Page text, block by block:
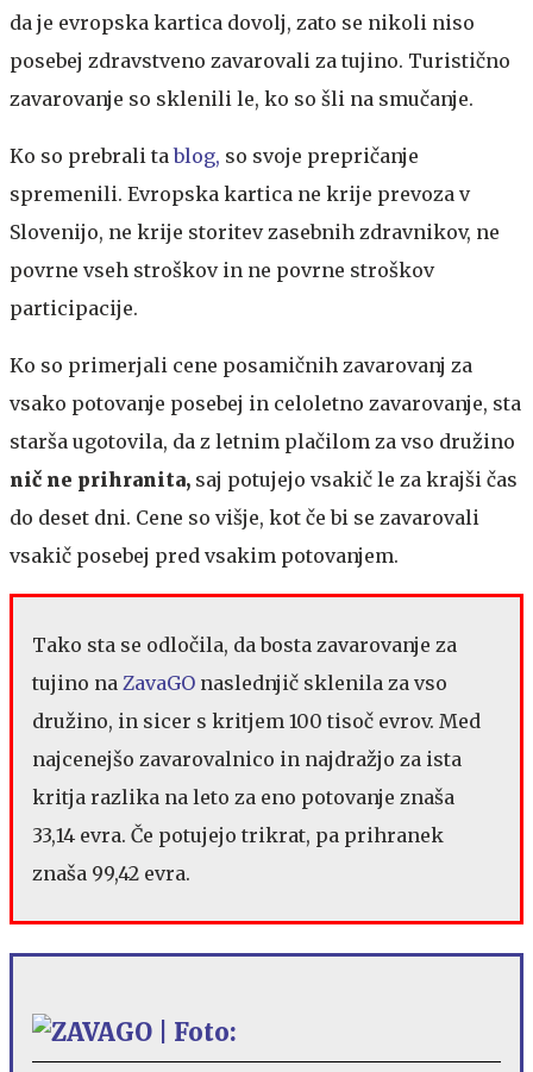
da je evropska kartica dovolj, zato se nikoli niso
posebej zdravstveno zavarovali za tujino. Turistično
zavarovanje so sklenili le, ko so šli na smučanje.
Ko so prebrali tablog, so svoje prepričanje
spremenili. Evropska kartica ne krije prevoza v
Slovenijo, ne krije storitev zasebnih zdravnikov, ne
povrne vseh stroškov in ne povrne stroškov
participacije.
Ko so primerjali cene posamičnih zavarovanj za
vsako potovanje posebej in celoletno zavarovanje, sta
starša ugotovila, da z letnim plačilom za vso družino
nič ne prihranita, saj potujejo vsakič le za krajši čas
do deset dni. Cene so višje, kot če bi se zavarovali
vsakič posebej pred vsakim potovanjem.
Tako sta se odločila, da bosta zavarovanje za
tujino na ZavaGO naslednjič sklenila za vso
družino, in sicer s kritjem 100 tisoč evrov. Med
najcenejšo zavarovalnico in najdražjo za ista
kritja razlika na leto za eno potovanje znaša
33,14 evra. Če potujejo trikrat, pa prihranek
znaša 99,42 evra.